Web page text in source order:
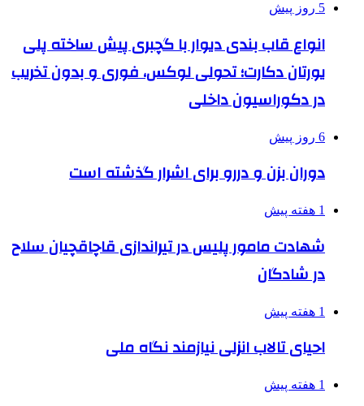
5 روز پیش
انواع قاب بندی دیوار با گچبری پیش ساخته پلی
یورتان دکارت؛ تحولی لوکس، فوری و بدون تخریب
در دکوراسیون داخلی
6 روز پیش
دوران بزن و دررو برای اشرار گذشته است
1 هفته پیش
شهادت مامور پلیس در تیراندازی قاچاقچیان سلاح
در شادگان
1 هفته پیش
احیای تالاب انزلی نیازمند نگاه ملی
1 هفته پیش